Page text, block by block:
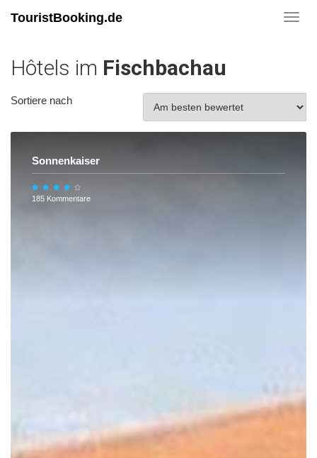
TouristBooking.de
Hôtels im Fischbachau
Sortiere nach
Sonnenkaiser
185 Kommentare